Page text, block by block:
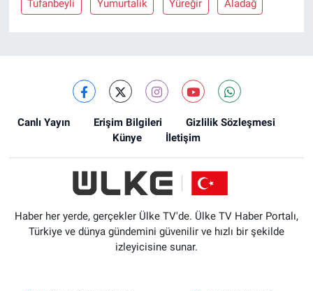
Tufanbeyli Yumurtalik Yüreğir Aladağ
Canlı Yayın Erişim Bilgileri
Gizlilik Sözleşmesi
Künye
İletişim
Haber her yerde, gerçekler Ülke TV'de. Ülke TV Haber Portalı,
Türkiye ve dünya gündemini güvenilir ve hızlı bir şekilde
izleyicisine sunar.